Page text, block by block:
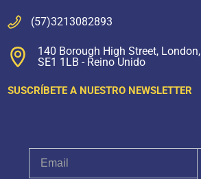
(57)3213082893
140 Borough High Street, London,
SE1 1LB - Reino Unido
SUSCRÍBETE A NUESTRO NEWSLETTER